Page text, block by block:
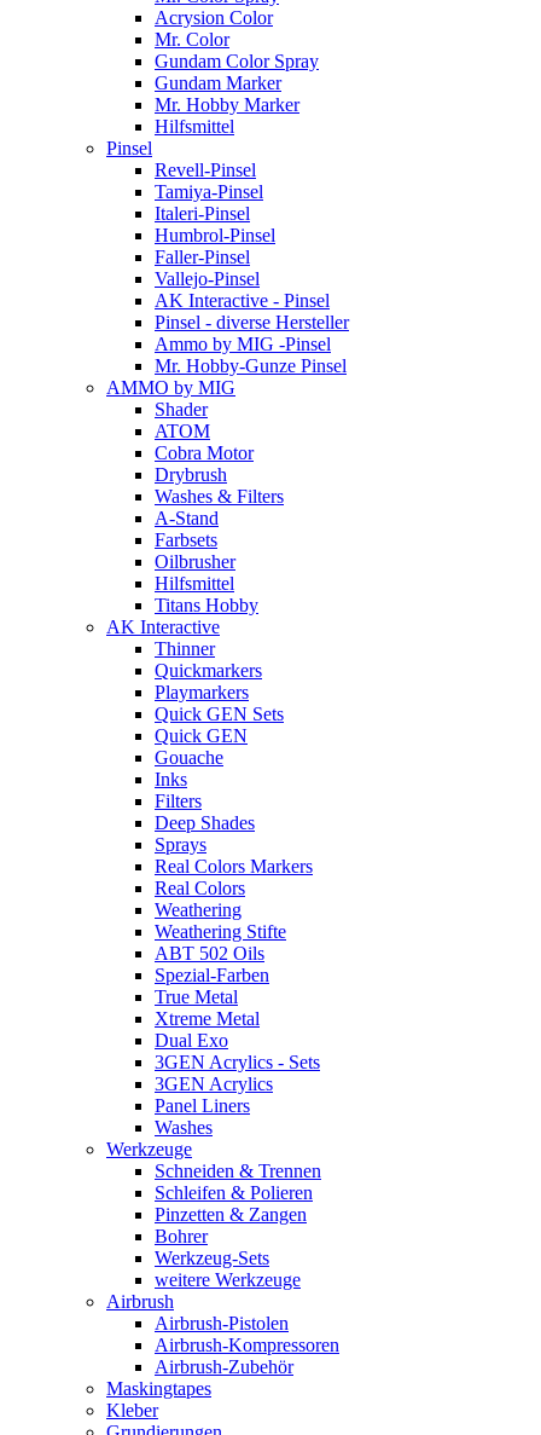
Acrysion Color
Mr. Color
Gundam Color Spray
Gundam Marker
Mr. Hobby Marker
Hilfsmittel
Pinsel
Revell-Pinsel
Tamiya-Pinsel
Italeri-Pinsel
Humbrol-Pinsel
Faller-Pinsel
Vallejo-Pinsel
AK Interactive - Pinsel
Pinsel - diverse Hersteller
Ammo by MIG -Pinsel
Mr. Hobby-Gunze Pinsel
AMMO by MIG
Shader
ATOM
Cobra Motor
Drybrush
Washes & Filters
A-Stand
Farbsets
Oilbrusher
Hilfsmittel
Titans Hobby
AK Interactive
Thinner
Quickmarkers
Playmarkers
Quick GEN Sets
Quick GEN
Gouache
Inks
Filters
Deep Shades
Sprays
Real Colors Markers
Real Colors
Weathering
Weathering Stifte
ABT 502 Oils
Spezial-Farben
True Metal
Xtreme Metal
Dual Exo
3GEN Acrylics - Sets
3GEN Acrylics
Panel Liners
Washes
Werkzeuge
Schneiden & Trennen
Schleifen & Polieren
Pinzetten & Zangen
Bohrer
Werkzeug-Sets
weitere Werkzeuge
Airbrush
Airbrush-Pistolen
Airbrush-Kompressoren
Airbrush-Zubehör
Maskingtapes
Kleber